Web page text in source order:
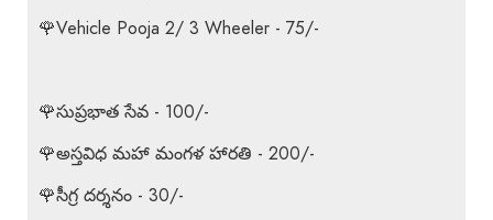
🌹Vehicle Pooja 2/ 3 Wheeler - 75/-
🌹సుప్రభాత సేవ - 100/-
🌹అస్తవిధ మహా మంగళ హారతి - 200/-
🌹సీగ్ర దర్శనం - 30/-